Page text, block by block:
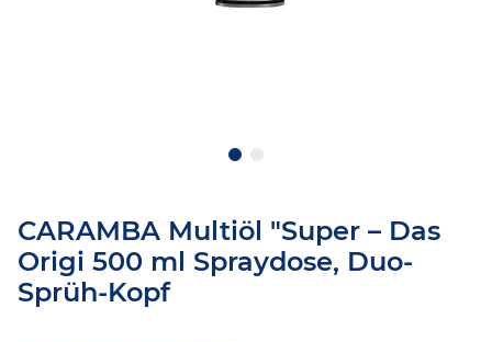
CARAMBA Multiöl "Super – Das
Origi 500 ml Spraydose, Duo-
Sprüh-Kopf